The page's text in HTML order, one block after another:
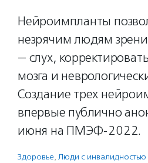
Нейроимпланты
незрячим людям
— слух,
мозга и
Создание трех
впервые публично
июня на ПМЭФ-2022.
Здоровье, Люди с инвалидностью